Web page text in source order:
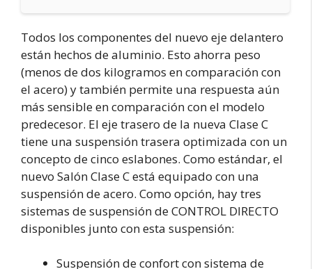
Todos los componentes del nuevo eje delantero
están hechos de aluminio. Esto ahorra peso
(menos de dos kilogramos en comparación con
el acero) y también permite una respuesta aún
más sensible en comparación con el modelo
predecesor. El eje trasero de la nueva Clase C
tiene una suspensión trasera optimizada con un
concepto de cinco eslabones. Como estándar, el
nuevo Salón Clase C está equipado con una
suspensión de acero. Como opción, hay tres
sistemas de suspensión de CONTROL DIRECTO
disponibles junto con esta suspensión:
Suspensión de confort con sistema de